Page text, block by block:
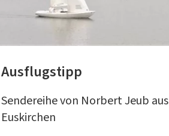
Ausflugstipp
Sendereihe von Norbert Jeub aus
Euskirchen